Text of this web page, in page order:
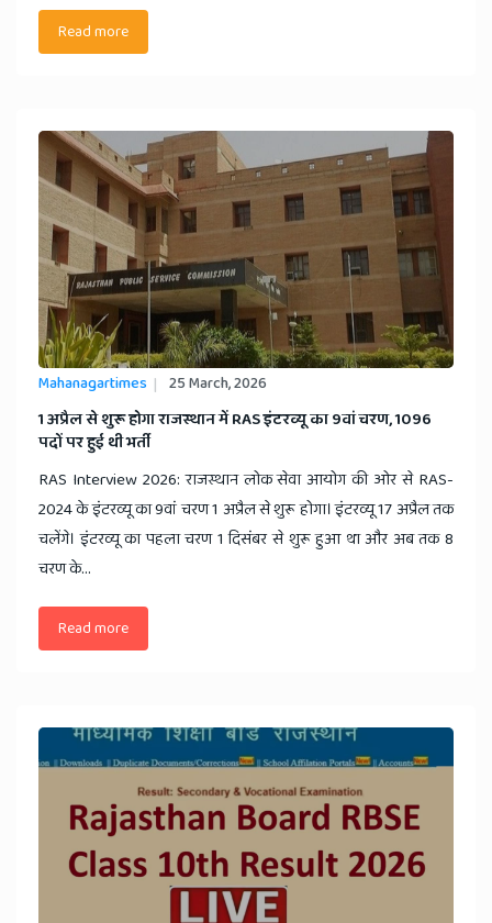
Read more
Mahanagartimes 25 March, 2026
1 अप्रैल से शुरू होगा राजस्थान में RAS इंटरव्यू का 9वां चरण, 1096
पदों पर हुई थी भर्ती
RAS Interview 2026: राजस्थान लोक सेवा आयोग की ओर से RAS-
2024 के इंटरव्यू का 9वां चरण 1 अप्रैल से शुरू होगा। इंटरव्यू 17 अप्रैल तक
चलेंगे। इंटरव्यू का पहला चरण 1 दिसंबर से शुरू हुआ था और अब तक 8
चरण के...
Read more